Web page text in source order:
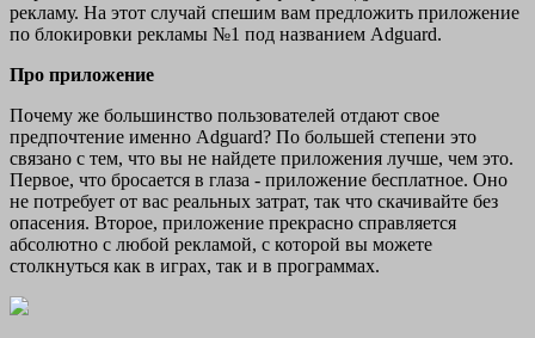
рекламу. На этот случай спешим вам предложить приложение
по блокировки рекламы №1 под названием Adguard.
Про приложение
Почему же большинство пользователей отдают свое
предпочтение именно Adguard? По большей степени это
связано с тем, что вы не найдете приложения лучше, чем это.
Первое, что бросается в глаза - приложение бесплатное. Оно
не потребует от вас реальных затрат, так что скачивайте без
опасения. Второе, приложение прекрасно справляется
абсолютно с любой рекламой, с которой вы можете
столкнуться как в играх, так и в программах.